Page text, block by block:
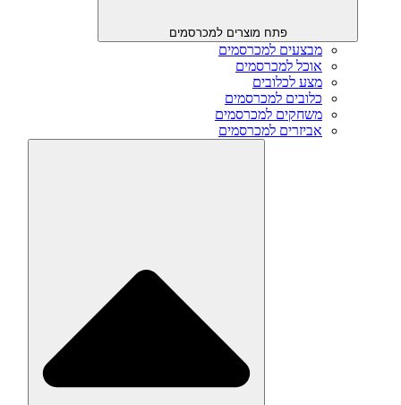
פתח מוצרים למכרסמים
מבצעים למכרסמים
אוכל למכרסמים
מצע לכלובים
כלובים למכרסמים
משחקים למכרסמים
אביזרים למכרסמים